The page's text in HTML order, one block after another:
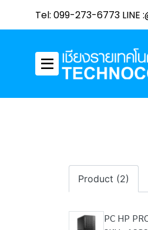
Tel: 099-273-6773 LINE
Product (2)
PC HP